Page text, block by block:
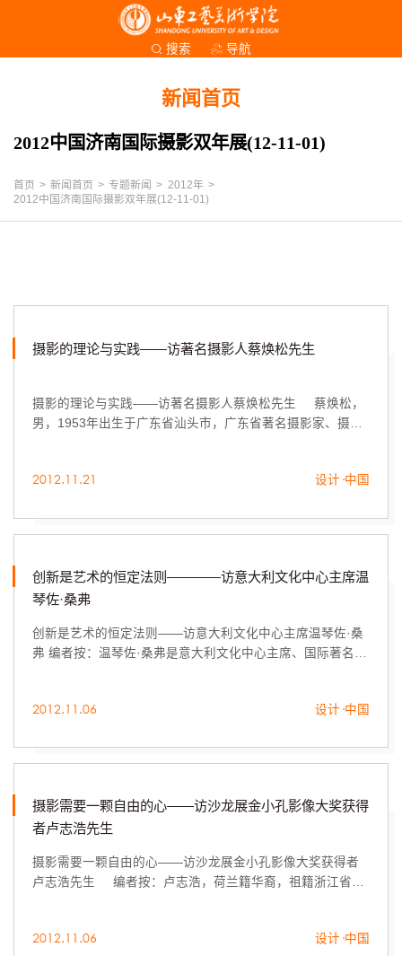
搜索 导航
新闻首页
2012中国济南国际摄影双年展(12-11-01)
首页 > 新闻首页 > 专题新闻 > 2012年 >
2012中国济南国际摄影双年展(12-11-01)
摄影的理论与实践——访著名摄影人蔡焕松先生
摄影的理论与实践——访著名摄影人蔡焕松先生 蔡焕松，
男，1953年出生于广东省汕头市，广东省著名摄影家、摄影
2012.11.21 设计·中国
创新是艺术的恒定法则————访意大利文化中心主席温
琴佐·桑弗
创新是艺术的恒定法则——访意大利文化中心主席温琴佐·桑
弗 编者按：温琴佐·桑弗是意大利文化中心主席、国际著名艺
2012.11.06 设计·中国
摄影需要一颗自由的心——访沙龙展金小孔影像大奖获得
者卢志浩先生
摄影需要一颗自由的心——访沙龙展金小孔影像大奖获得者
卢志浩先生 编者按：卢志浩，荷兰籍华裔，祖籍浙江省温
2012.11.06 设计·中国